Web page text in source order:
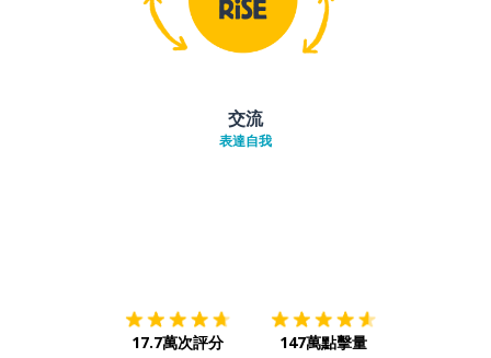
交流
表達自我
17.7萬次評分 147萬點擊量